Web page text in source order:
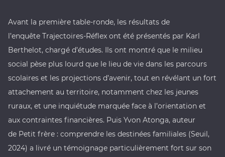
Avant la première table-ronde, les résultats de
l’enquête Trajectoires-Réflex ont été présentés par Karl
Berthelot, chargé d’études. Ils ont montré que le milieu
social pèse plus lourd que le lieu de vie dans les parcours
scolaires et les projections d’avenir, tout en révélant un fort
attachement au territoire, notamment chez les jeunes
ruraux, et une inquiétude marquée face à l’orientation et
aux contraintes financières. Puis Yvon Atonga, auteur
de Petit frère : comprendre les destinées familiales (Seuil,
2024) a livré un témoignage particulièrement fort sur son